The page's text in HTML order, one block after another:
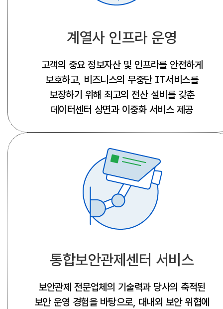
계열사 인프라 운영
고객의 중요 정보자산 및 인프라를 안전하게
보호하고, 비즈니스의 무중단 IT서비스를
보장하기 위해 최고의 전산 설비를 갖춘
데이터센터 상면과 이중화 서비스 제공
통합보안관제센터 서비스
보안관제 전문업체의 기술력과 당사의 축적된
보안 운영 경험을 바탕으로, 대내외 보안 위협에